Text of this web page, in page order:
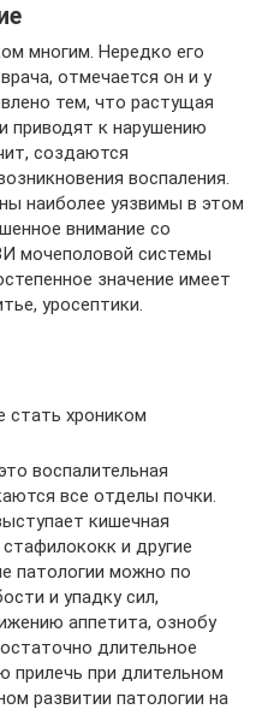
многим. Нередко его
отмечается он и у
тем, что растущая
приводят к нарушению
создаются
воспаления.
наиболее уязвимы в этом
внимание со
мочеполовой системы
значение имеет
уросептики.
стать хроником
воспалительная
все отделы почки.
кишечная
и другие
патологии можно по
и упадку сил,
аппетита, ознобу
длительное
прилечь при длительном
развитии патологии на